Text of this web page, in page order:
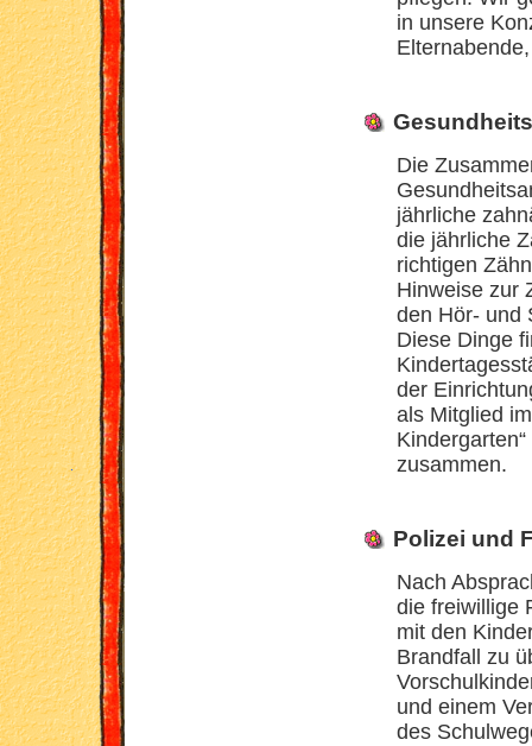
in unsere
Die
jährliche
die jährliche
richtigen
Hinweise zur
den Hör- und
Diese Dinge
der
als Mitglied
zusammen.
Polizei und
Nach
die freiwillige
mit den
Brandfall zu
und einem
des